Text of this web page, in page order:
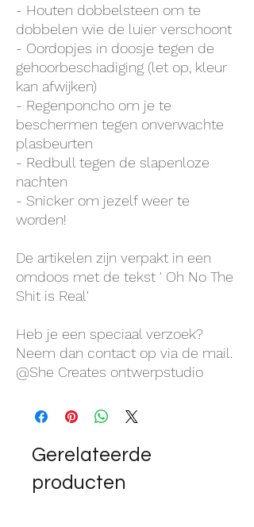
- Houten dobbelsteen om te
dobbelen wie de luier verschoont
- Oordopjes in doosje tegen de
gehoorbeschadiging (let op, kleur
kan afwijken)
- Regenponcho om je te
beschermen tegen onverwachte
plasbeurten
- Redbull tegen de slapenloze
nachten
- Snicker om jezelf weer te
worden!
De artikelen zijn verpakt in een
omdoos met de tekst ' Oh No The
Shit is Real'
Heb je een speciaal verzoek?
Neem dan contact op via de mail.
@She Creates ontwerpstudio
Gerelateerde
producten